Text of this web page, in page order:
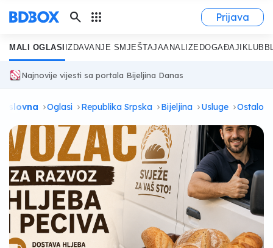
search apps Prijava
MALI OGLASI IZDAVANJE SMJEŠTAJAANALIZE DOGAĐAJI KLUB
Najnovije vijesti sa portala Bijeljina Danas
Oglasi Republika Srpska Bijeljina Usluge Ostalo